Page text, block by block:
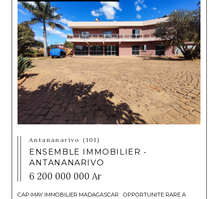
Antananarivo (101)
ENSEMBLE IMMOBILIER -
ANTANANARIVO
6 200 000 000 Ar
CAP-MAY IMMOBILIER MADAGASCAR OPPORTUNITE RARE A